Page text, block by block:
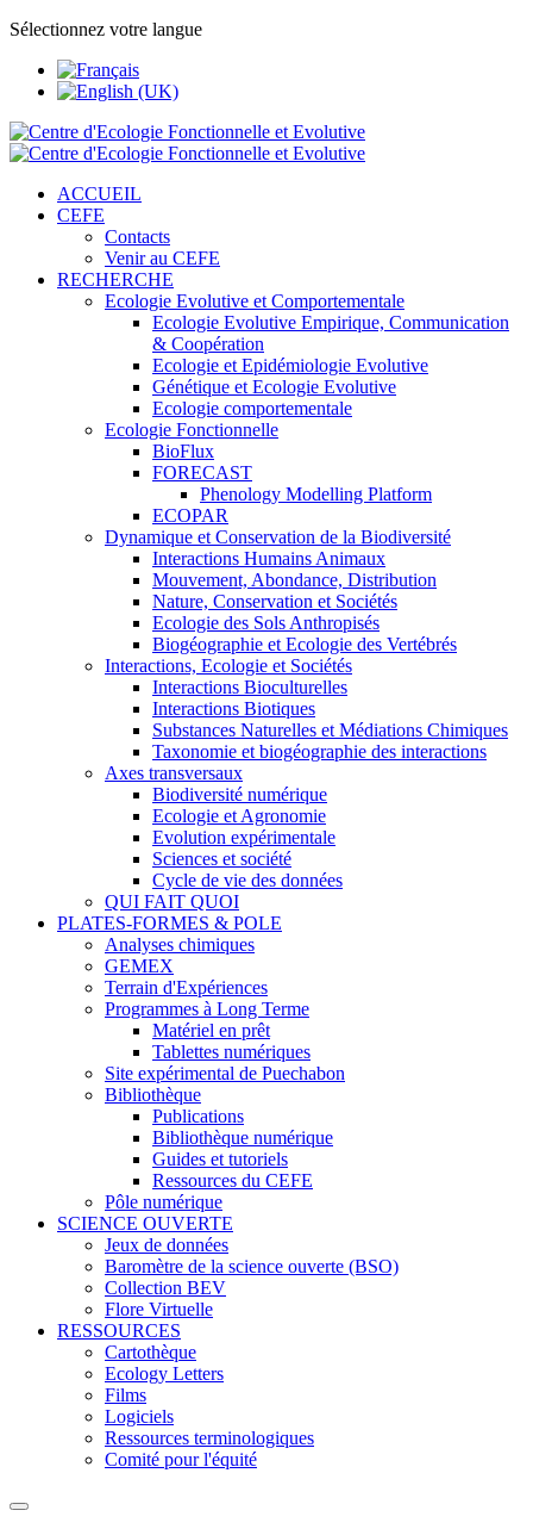
Sélectionnez votre langue
ACCUEIL
CEFE
Contacts
Venir au CEFE
RECHERCHE
Ecologie Evolutive et Comportementale
Ecologie Evolutive Empirique, Communication
& Coopération
Ecologie et Epidémiologie Evolutive
Génétique et Ecologie Evolutive
Ecologie comportementale
Ecologie Fonctionnelle
BioFlux
FORECAST
Phenology Modelling Platform
ECOPAR
Dynamique et Conservation de la Biodiversité
Interactions Humains Animaux
Mouvement, Abondance, Distribution
Nature, Conservation et Sociétés
Ecologie des Sols Anthropisés
Biogéographie et Ecologie des Vertébrés
Interactions, Ecologie et Sociétés
Interactions Bioculturelles
Interactions Biotiques
Substances Naturelles et Médiations Chimiques
Taxonomie et biogéographie des interactions
Axes transversaux
Biodiversité numérique
Ecologie et Agronomie
Evolution expérimentale
Sciences et société
Cycle de vie des données
QUI FAIT QUOI
PLATES-FORMES & POLE
Analyses chimiques
GEMEX
Terrain d'Expériences
Programmes à Long Terme
Matériel en prêt
Tablettes numériques
Site expérimental de Puechabon
Bibliothèque
Publications
Bibliothèque numérique
Guides et tutoriels
Ressources du CEFE
Pôle numérique
SCIENCE OUVERTE
Jeux de données
Baromètre de la science ouverte (BSO)
Collection BEV
Flore Virtuelle
RESSOURCES
Cartothèque
Ecology Letters
Films
Logiciels
Ressources terminologiques
Comité pour l'équité